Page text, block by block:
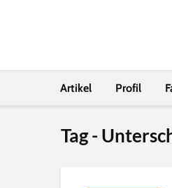
Artikel Profil
Tag -